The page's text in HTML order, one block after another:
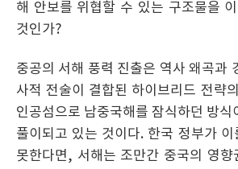
해 안보를 위협할 수 있는 구조물을
것인가?
중공의 서해 풍력 진출은 역사 왜곡과
사적 전술이 결합된 하이브리드 전략
인공섬으로 남중국해를 잠식하던 방식
풀이되고 있는 것이다. 한국 정부가 이
못한다면, 서해는 조만간 중국의 영향